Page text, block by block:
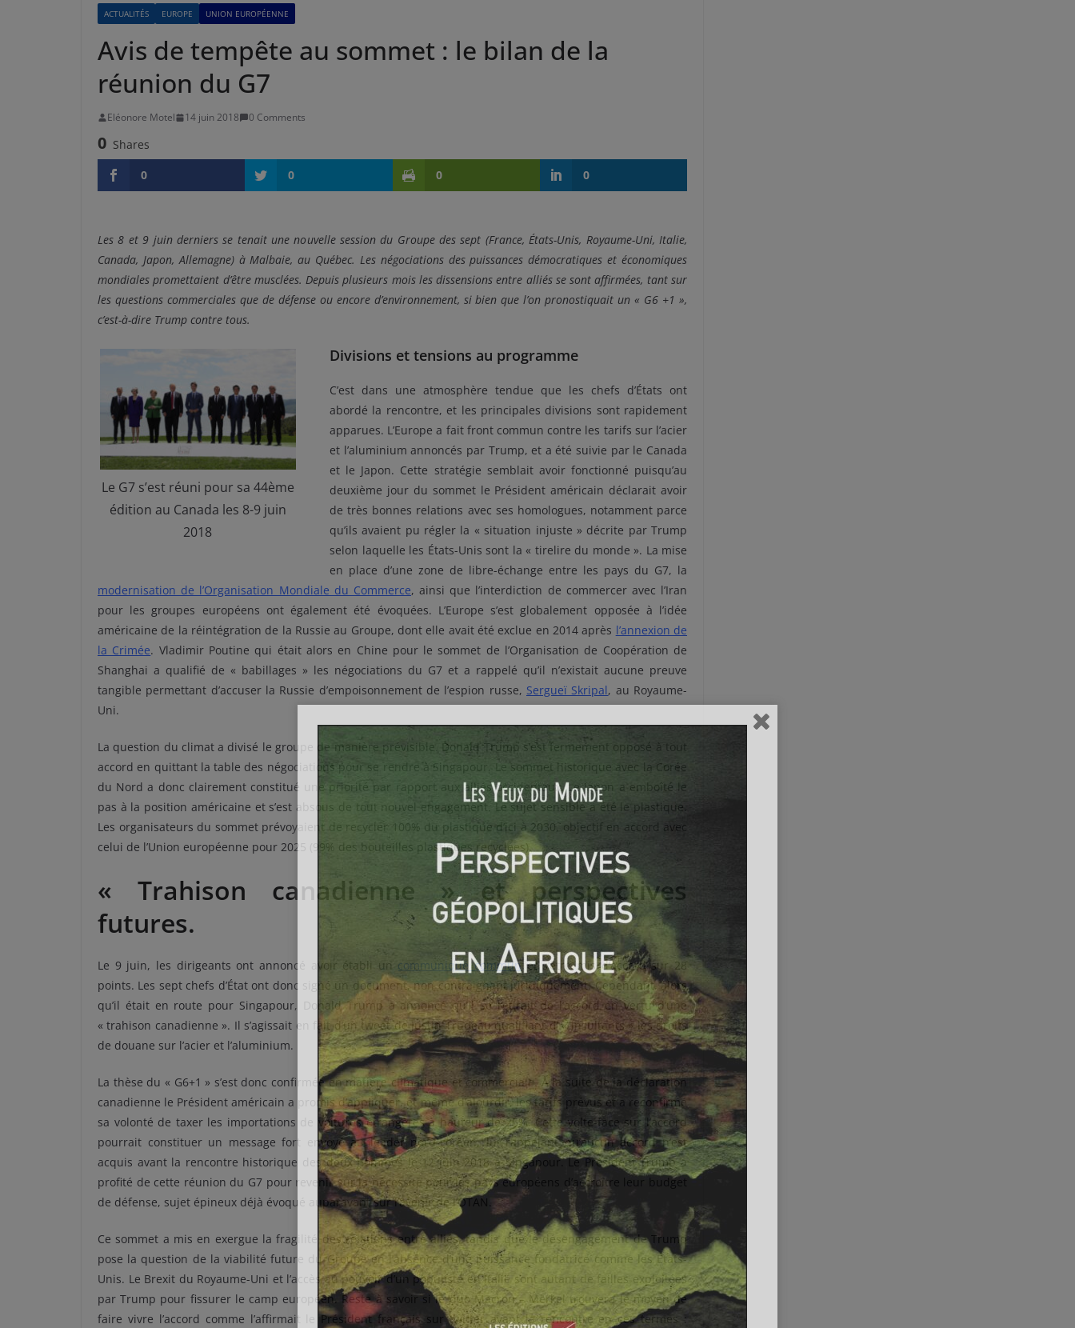
ACTUALITÉS EUROPE UNION EUROPÉENNE
Avis de tempête au sommet : le bilan de la
réunion du G7
Eléonore Motel 14 juin 2018 0 Comments
0 Shares
0
0 0 0
Les 8 et 9 juin derniers se tenait une nouvelle session du Groupe des sept (France, États-Unis, Royaume-Uni, Italie,
Canada, Japon, Allemagne) à Malbaie, au Québec. Les négociations des puissances démocratiques et économiques
mondiales promettaient d’être musclées. Depuis plusieurs mois les dissensions entre alliés se sont affirmées, tant sur
les questions commerciales que de défense ou encore d’environnement, si bien que l’on pronostiquait un « G6 +1 »,
c’est-à-dire Trump contre tous.
Le G7 s’est réuni pour sa 44ème
édition au Canada les 8-9 juin
2018
Divisions et tensions au programme
C’est dans une atmosphère tendue que les chefs d’États ont
abordé la rencontre, et les principales divisions sont rapidement
apparues. L’Europe a fait front commun contre les tarifs sur l’acier
et l’aluminium annoncés par Trump, et a été suivie par le Canada
et le Japon. Cette stratégie semblait avoir fonctionné puisqu’au
deuxième jour du sommet le Président américain déclarait avoir
de très bonnes relations avec ses homologues, notamment parce
qu’ils avaient pu régler la « situation injuste » décrite par Trump
selon laquelle les États-Unis sont la « tirelire du monde ». La mise
en place d’une zone de libre-échange entre les pays du G7, la
modernisation de l’Organisation Mondiale du Commerce, ainsi que l’interdiction de commercer avec l’Iran
pour les groupes européens ont également été évoquées. L’Europe s’est globalement opposée à l’idée
américaine de la réintégration de la Russie au Groupe, dont elle avait été exclue en 2014 après l’annexion de
la Crimée. Vladimir Poutine qui était alors en Chine pour le sommet de l’Organisation de Coopération de
Shanghai a qualifié de « babillages » les négociations du G7 et a rappelé qu’il n’existait aucune preuve
tangible permettant d’accuser la Russie d’empoisonnement de l’espion russe, Sergueï Skripal, au Royaume-
Uni.
La question du climat a divisé le groupe de manière prévisible. Donald Trump s’est fermement opposé à tout
accord en quittant la table des négociations pour se rendre à Singapour. Le sommet historique avec la Corée
du Nord a donc clairement constitué une priorité par rapport aux alliés occidentaux. Le Japon a emboîté le
pas à la position américaine et s’est absous de tout nouvel engagement. Le sujet sensible a été le plastique.
Les organisateurs du sommet prévoyaient de recycler 100% du plastique d’ici à 2030, objectif en accord avec
celui de l’Union européenne pour 2025 (99% des bouteilles plastiques recyclées).
« Trahison canadienne » et perspectives
futures.
Le 9 juin, les dirigeants ont annoncé avoir établi un communiqué communet s’être mis d’accord sur 28
points. Les sept chefs d’État ont donc signé un document, non contraignant juridiquement. Cependant, alors
qu’il était en route pour Singapour, Donald Trump a annoncé qu’il se retirait de l’accord en vertu d’une
« trahison canadienne ». Il s’agissait en fait d’un tweet de Justin Trudeau qualifiant d’ « insultants » les droits
de douane sur l’acier et l’aluminium.
La thèse du « G6+1 » s’est donc confirmée en matière climatique et commerciale. À la suite de la déclaration
canadienne le Président américain a promis d’appliquer, et même d’alourdir, les tarifs prévus et a reconfirmé
sa volonté de taxer les importations de voitures étrangères à hauteur de 25%. Cette volte-face sur l’accord
pourrait constituer un message fort envoyé au leader nord-coréen, lui rappelant qu’aucun accord n’est
acquis avant la rencontre historique des deux hommes le 12 juin 2018 à Singapour. Le Président Trump a
profité de cette réunion du G7 pour revenir sur la nécessité pour les pays européens d’accroître leur budget
de défense, sujet épineux déjà évoqué auparavant sur l’avenir de l’OTAN.
Ce sommet a mis en exergue la fragilité des relations entre alliés, tandis que le désengagement de Trump
pose la question de la viabilité future du Groupe en l’absence d’une puissance fondatrice comme les États-
Unis. Le Brexit du Royaume-Uni et l’accès au pouvoir d’un populiste en Italie sont autant de failles exploitées
par Trump pour fissurer le camp européen. Reste à savoir si le duo Macron – Merkel trouvera le moyen de
faire vivre l’accord comme l’affirmait le Président français sur twitter avant la rencontre en ces termes :